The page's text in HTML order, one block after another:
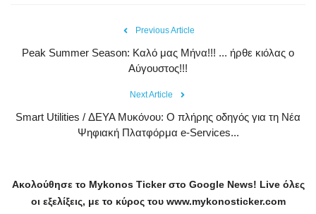
Previous Article
Peak Summer Season: Kαλό μας Μήνα!!! ... ήρθε κιόλας ο
Αύγουστος!!!
Next Article
Smart Utilities / ΔΕΥΑ Μυκόνου: Ο πλήρης οδηγός για τη Νέα
Ψηφιακή Πλατφόρμα e-Services...
Ακολούθησε το Mykonos Tickerστο Google News! Liveόλες
οι εξελίξεις, με το κύρος του www.mykonosticker.com